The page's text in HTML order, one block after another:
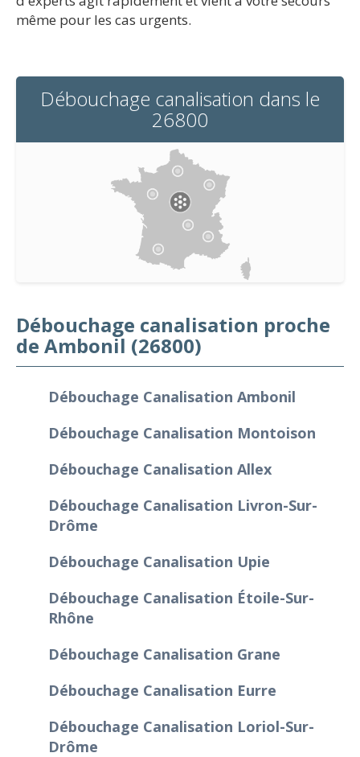
même pour les cas urgents.
Débouchage canalisation dans le
26800
Débouchage canalisation proche
de Ambonil (26800)
Débouchage Canalisation Ambonil
Débouchage Canalisation Montoison
Débouchage Canalisation Allex
Débouchage Canalisation Livron-Sur-
Drôme
Débouchage Canalisation Upie
Débouchage Canalisation Étoile-Sur-
Rhône
Débouchage Canalisation Grane
Débouchage Canalisation Eurre
Débouchage Canalisation Loriol-Sur-
Drôme